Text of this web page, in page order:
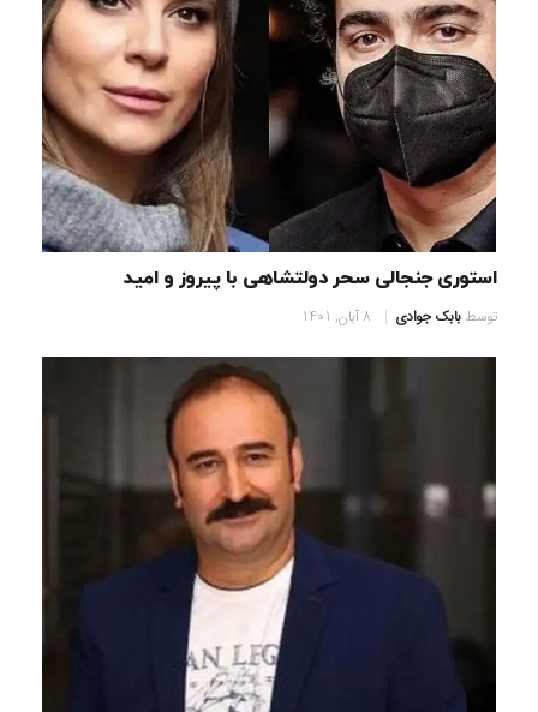
استوری جنجالی سحر دولتشاهی با پیروز و امید
توسطبابک جوادی 8 آبان, 1401